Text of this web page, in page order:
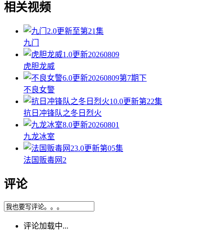
相关视频
2.0更新至第21集
九门
1.0更新20260809
虎胆龙威
6.0更新20260809第7期下
不良女警
10.0更新第22集
抗日冲锋队之冬日烈火
8.0更新20260801
九龙冰室
3.0更新第05集
法国贩毒网2
评论
评论加载中...